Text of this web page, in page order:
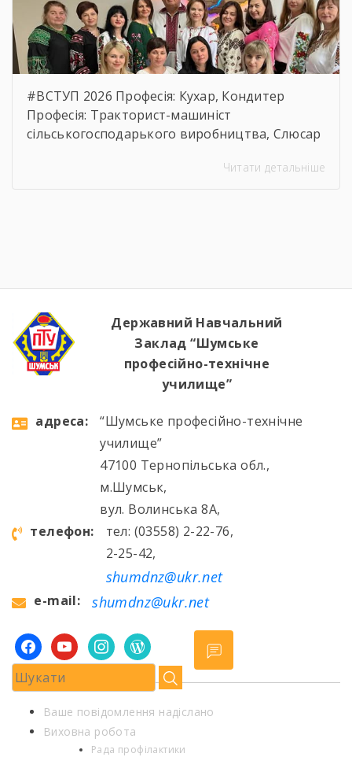
#ВСТУП 2026 Професія: Кухар, Кондитер
Професія: Тракторист-машиніст
сільськогосподарького виробництва, Слюсар
устаткування, водій автотранспортних
Читати детальніше
Державний Навчальний
Заклад “Шумське
професійно-технічне
училище”
aдресa:
“Шумське професійно-технічне
училище”
47100 Тернопільська обл.,
м.Шумськ,
вул. Волинська 8А,
телефон:
тел: (03558) 2-22-76,
2-25-42,
shumdnz@ukr.net
e-mail: shumdnz@ukr.net
facebookyoutubeinstagramwordpress
Ваше повідомлення надіслано
Виховна робота
Рада профілактики